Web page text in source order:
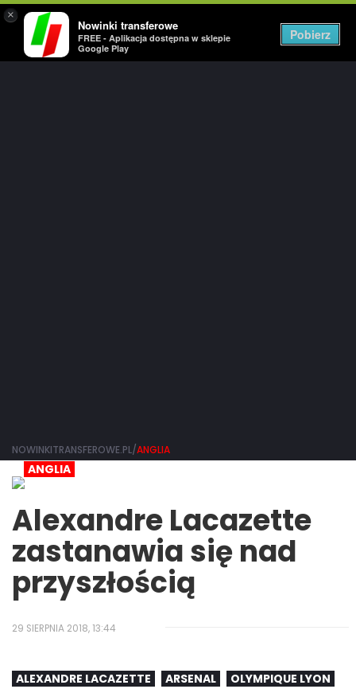
×
Nowinki transferowe
FREE - Aplikacja dostępna w sklepie
Google Play
Pobierz
NOWINKITRANSFEROWE.PL/ANGLIA
ANGLIA
Alexandre Lacazette
zastanawia się nad
przyszłością
29 SIERPNIA 2018, 13:44
ALEXANDRE LACAZETTE ARSENAL
OLYMPIQUE LYON